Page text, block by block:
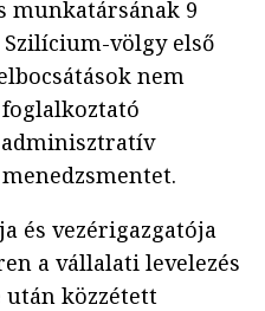
munkatársának 9
völgy első
nem
adminisztratív
és vezérigazgatója
a vállalati levelezés
közzétett